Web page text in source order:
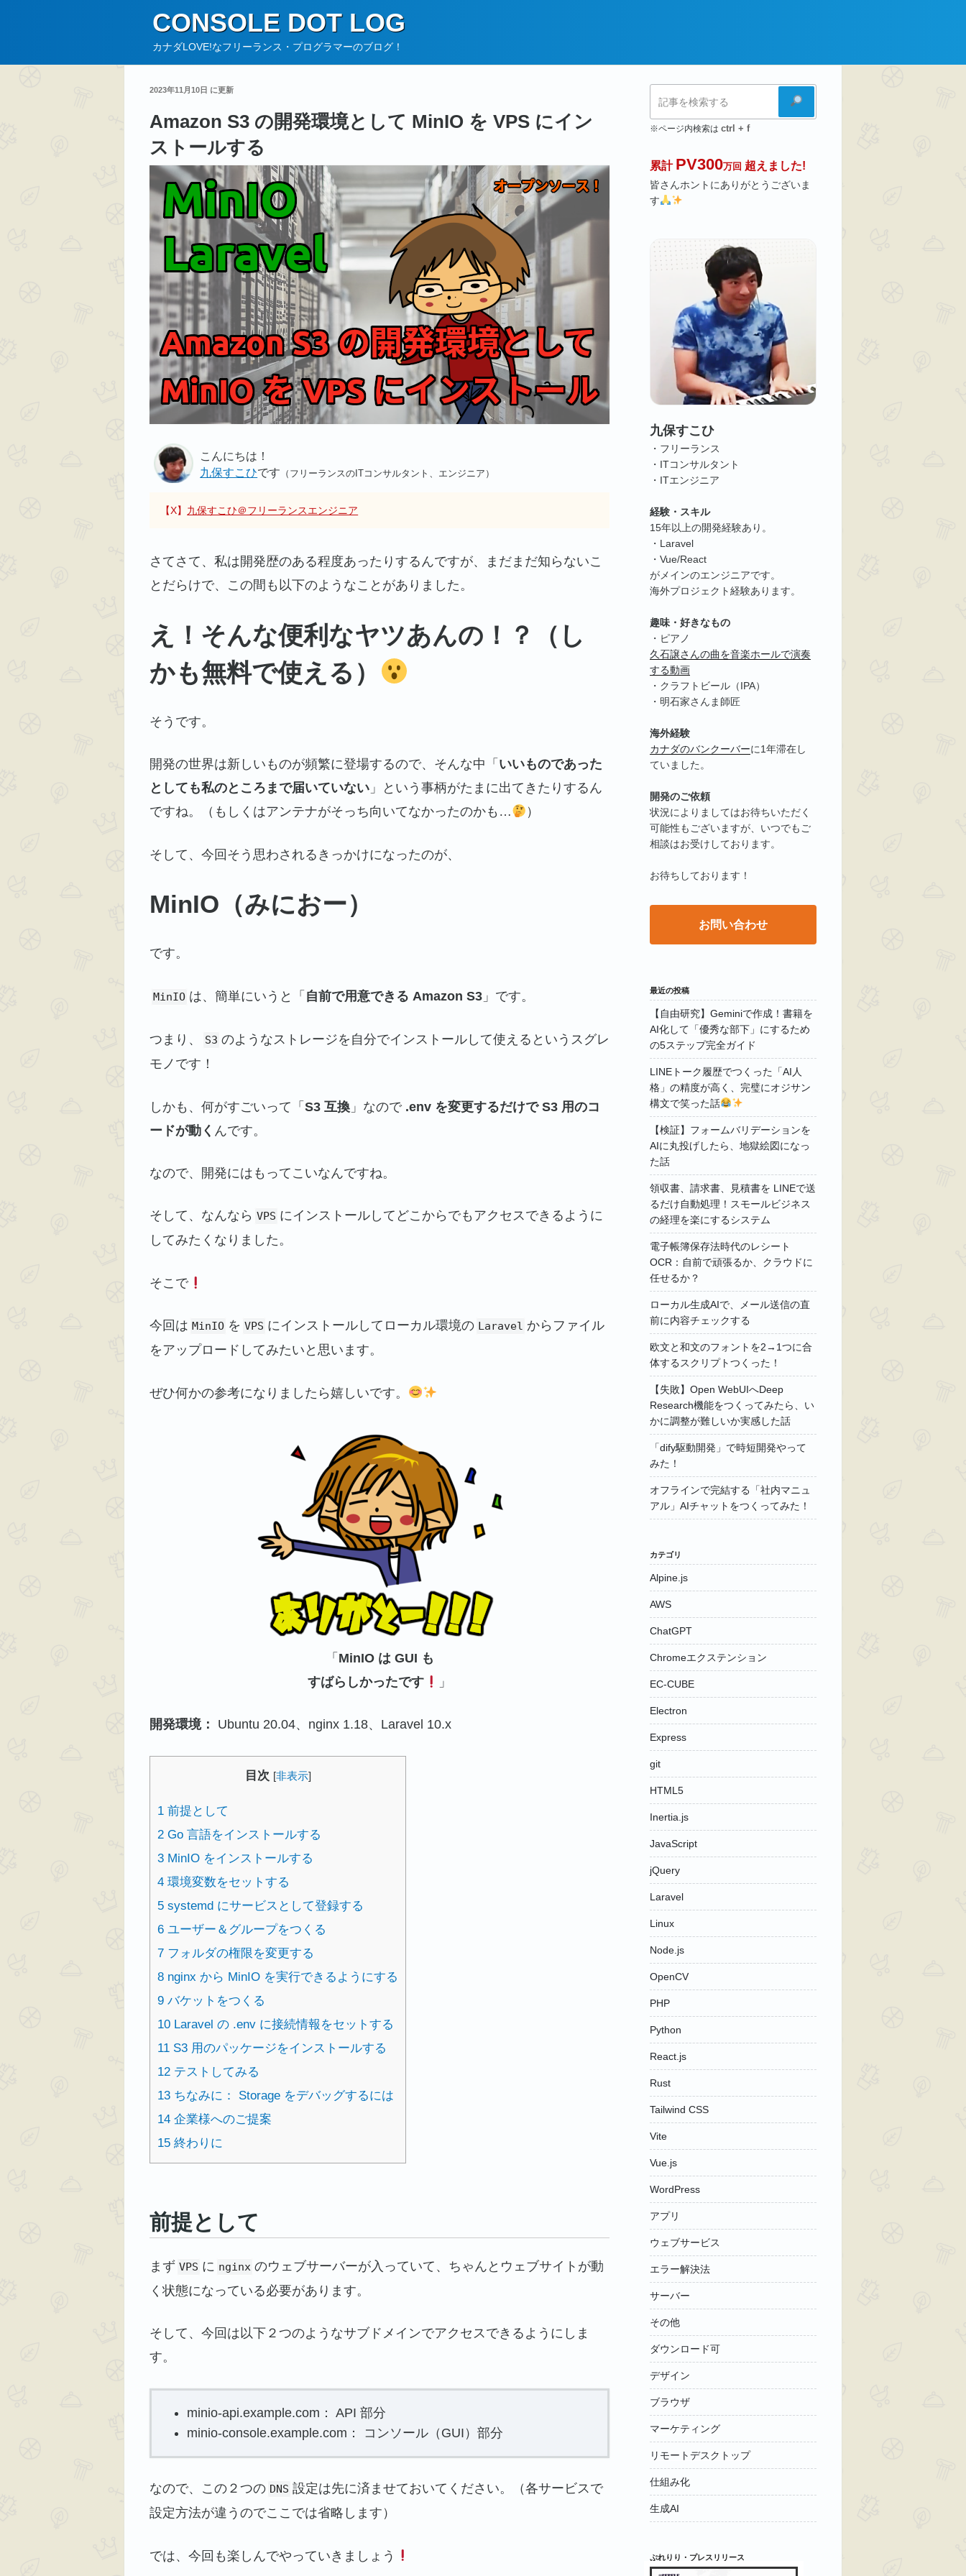
ン
CONSOLE DOT LOG
カナダLOVE!なフリーランス・プログラマーのブログ！
2023年11月10日 に更新
Amazon S3 の開発環境として MinIO を VPS にイン
ストールする
こんにちは！
九保すこひです （フリーランスのITコンサルタント、エンジニア）
【X】 九保すこひ＠フリーランスエンジニア
さてさて、私は開発歴のある程度あったりするんですが、まだまだ知らないこ
とだらけで、この間も以下のようなことがありました。
え！そんな便利なヤツあんの！？（し
かも無料で使える）
そうです。
開発の世界は新しいものが頻繁に登場するので、そんな中「 いいものであった
としても私のところまで届いていない 」という事柄がたまに出てきたりするん
ですね。（もしくはアンテナがそっち向いてなかったのかも…
）
そして、今回そう思わされるきっかけになったのが、
MinIO（みにおー）
です。
MinIO は、簡単にいうと「 自前で用意できる Amazon S3 」です。
つまり、 S3 のようなストレージを自分でインストールして使えるというスグレ
モノです！
しかも、何がすごいって「S3 互換 」なので .env を変更するだけで S3 用のコ
ードが動く んです。
なので、開発にはもってこいなんですね。
そして、なんなら VPS にインストールしてどこからでもアクセスできるように
してみたくなりました。
そこで
今回は MinIO を VPS にインストールしてローカル環境の Laravel からファイル
をアップロードしてみたいと思います。
ぜひ何かの参考になりましたら嬉しいです。
「 MinIO は GUI も
すばらしかったです
」
開発環境： Ubuntu 20.04、nginx 1.18、Laravel 10.x
目次 [非表示]
1 前提として
2 Go 言語をインストールする
3 MinIO をインストールする
4 環境変数をセットする
5 systemd にサービスとして登録する
6 ユーザー＆グループをつくる
7 フォルダの権限を変更する
8 nginx から MinIO を実行できるようにする
9 バケットをつくる
10 Laravel の .env に接続情報をセットする
11 S3 用のパッケージをインストールする
12 テストしてみる
13 ちなみに： Storage をデバッグするには
14 企業様へのご提案
15 終わりに
前提として
まず VPS に nginx のウェブサーバーが入っていて、ちゃんとウェブサイトが動
く状態になっている必要があります。
そして、今回は以下２つのようなサブドメインでアクセスできるようにしま
す。
minio-api.example.com： API 部分
minio-console.example.com： コンソール（GUI）部分
なので、この２つの DNS 設定は先に済ませておいてください。（各サービスで
設定方法が違うのでここでは省略します）
では、今回も楽しんでやっていきましょう
検
索
※ページ内検索は ctrl + f
累計 PV300万回 超えました!
皆さんホントにありがとうございま
す
九保すこひ
・フリーランス
・ITコンサルタント
・ITエンジニア
経験・スキル
15年以上の開発経験あり。
・Laravel
・Vue/React
がメインのエンジニアです。
海外プロジェクト経験あります。
趣味・好きなもの
・ピアノ
久石譲さんの曲を音楽ホールで演奏
する動画
・クラフトビール（IPA）
・明石家さんま師匠
海外経験
カナダのバンクーバーに1年滞在し
ていました。
開発のご依頼
状況によりましてはお待ちいただく
可能性もございますが、いつでもご
相談はお受けしております。
お待ちしております！
お問い合わせ
最近の投稿
【自由研究】Geminiで作成！書籍を
AI化して「優秀な部下」にするため
の5ステップ完全ガイド
LINEトーク履歴でつくった「AI人
格」の精度が高く、完璧にオジサン
構文で笑った話
【検証】フォームバリデーションを
AIに丸投げしたら、地獄絵図になっ
た話
領収書、請求書、見積書を LINEで送
るだけ自動処理！スモールビジネス
の経理を楽にするシステム
電子帳簿保存法時代のレシート
OCR：自前で頑張るか、クラウドに
任せるか？
ローカル生成AIで、メール送信の直
前に内容チェックする
欧文と和文のフォントを2→1つに合
体するスクリプトつくった！
【失敗】Open WebUIへDeep
Research機能をつくってみたら、い
かに調整が難しいか実感した話
「dify駆動開発」で時短開発やって
みた！
オフラインで完結する「社内マニュ
アル」AIチャットをつくってみた！
カテゴリ
Alpine.js
AWS
ChatGPT
Chromeエクステンション
EC-CUBE
Electron
Express
git
HTML5
Inertia.js
JavaScript
jQuery
Laravel
Linux
Node.js
OpenCV
PHP
Python
React.js
Rust
Tailwind CSS
Vite
Vue.js
WordPress
アプリ
ウェブサービス
エラー解決法
サーバー
その他
ダウンロード可
デザイン
ブラウザ
マーケティング
リモートデスクトップ
仕組み化
生成AI
ぷれりり・プレスリリース